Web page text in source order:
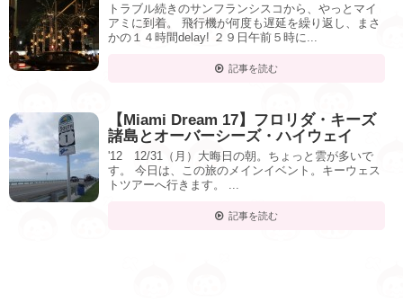
トラブル続きのサンフランシスコから、やっとマイ
アミに到着。 飛行機が何度も遅延を繰り返し、まさ
かの１４時間delay! ２９日午前５時に...
記事を読む
【Miami Dream 17】フロリダ・キーズ
諸島とオーバーシーズ・ハイウェイ
'12 12/31（月）大晦日の朝。ちょっと雲が多いで
す。 今日は、この旅のメインイベント。キーウェス
トツアーへ行きます。 ...
記事を読む